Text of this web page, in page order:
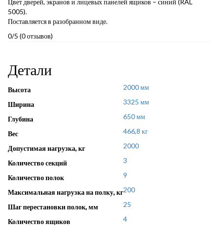
5005).
Поставляется в разобранном виде.
0/5 (0 отзывов)
Детали
Высота 2000 мм
Ширина 3325 мм
Глубина 650 мм
Вес 466,8 кг
Допустимая нагрузка, кг 2000
Количество секций 3
Количество полок 9
Максимальная нагрузка на полку, кг200
Шаг перестановки полок, мм 25
Количество ящиков 4